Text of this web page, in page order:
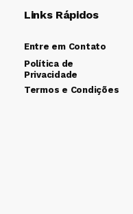
Links Rápidos
Entre em Contato
Política de
Privacidade
Termos e Condições